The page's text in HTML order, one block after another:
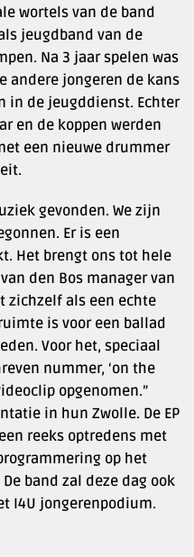
wortels van de band
jeugdband van de
Na 3 jaar spelen was
andere jongeren de kans
in de jeugddienst. Echter
en de koppen werden
een nieuwe drummer
gevonden. We zijn
Er is een
Het brengt ons tot hele
den Bos manager van
zichzelf als een echte
is voor een ballad
Voor het, speciaal
nummer, ‘on the
opgenomen.”
in hun Zwolle. De EP
reeks optredens met
op het
band zal deze dag ook
I4U jongerenpodium.